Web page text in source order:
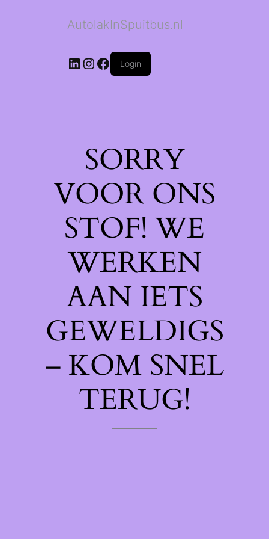
AutolakInSpuitbus.nl
LinkedIn
Instagram
Facebook
Login
SORRY
VOOR ONS
STOF! WE
WERKEN
AAN IETS
GEWELDIGS
– KOM SNEL
TERUG!